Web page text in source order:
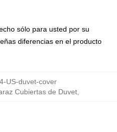
sólo para usted por su
diferencias en el producto
US-duvet-cover
Cubiertas de Duvet,